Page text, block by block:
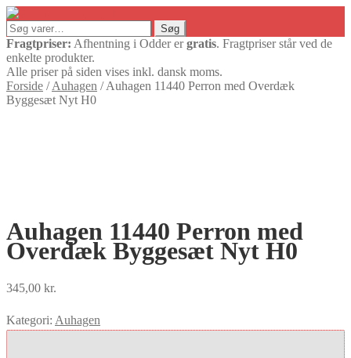
Søg
efter:
Søg
Fragtpriser: Afhentning i Odder ergratis. Fragtpriser står ved de
enkelte produkter.
Alle priser på siden vises inkl. dansk moms.
Forside /Auhagen /Auhagen 11440 Perron med Overdæk
Byggesæt Nyt H0
Auhagen 11440 Perron med
Overdæk Byggesæt Nyt H0
345,00 kr.
Kategori: Auhagen